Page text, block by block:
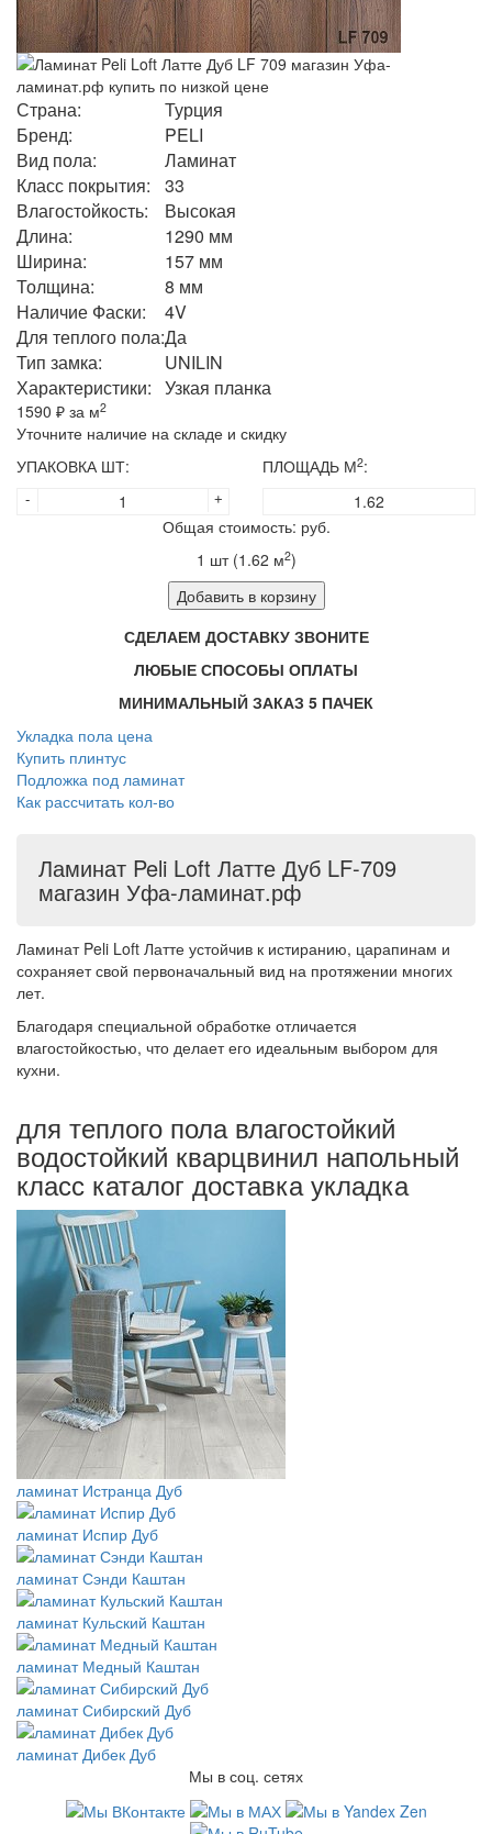
Страна:
Турция
Бренд:
PELI
Вид пола:
Ламинат
Класс покрытия:
33
Влагостойкость:
Высокая
Длина:
1290 мм
Ширина:
157 мм
Толщина:
8 мм
Наличие Фаски:
4V
Для теплого пола:Да
Тип замка:
UNILIN
Характеристики: Узкая планка
1590 ₽ за м2
Уточните наличие на складе и скидку
УПАКОВКА ШТ:
+
-
ПЛОЩАДЬ М2:
Общая стоимость: руб.
1 шт (1.62 м2)
Добавить в корзину
СДЕЛАЕМ ДОСТАВКУ ЗВОНИТЕ
ЛЮБЫЕ СПОСОБЫ ОПЛАТЫ
МИНИМАЛЬНЫЙ ЗАКАЗ 5 ПАЧЕК
Укладка пола цена
Купить плинтус
Подложка под ламинат
Как рассчитать кол-во
Ламинат Peli Loft Латте Дуб LF-709
магазин Уфа-ламинат.рф
Ламинат Peli Loft Латте устойчив к истиранию, царапинам и
сохраняет свой первоначальный вид на протяжении многих
лет.
Благодаря специальной обработке отличается
влагостойкостью, что делает его идеальным выбором для
кухни.
для теплого пола влагостойкий
водостойкий кварцвинил напольный
класс каталог доставка укладка
ламинат Истранца Дуб
ламинат Испир Дуб
ламинат Сэнди Каштан
ламинат Кульский Каштан
ламинат Медный Каштан
ламинат Сибирский Дуб
ламинат Дибек Дуб
Мы в соц. сетях